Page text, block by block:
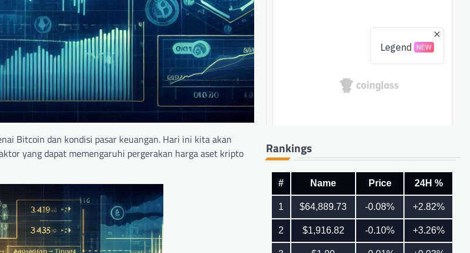
Bitcoin dan kondisi pasar keuangan. Hari ini kita akan
yang dapat memengaruhi pergerakan harga aset kripto
Rankings